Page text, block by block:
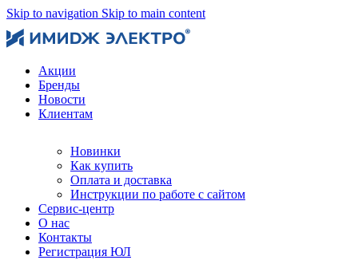
Skip to navigation Skip to main content
Акции
Бренды
Новости
Клиентам
Новинки
Как купить
Оплата и доставка
Инструкции по работе с сайтом
Сервис-центр
О нас
Контакты
Регистрация ЮЛ